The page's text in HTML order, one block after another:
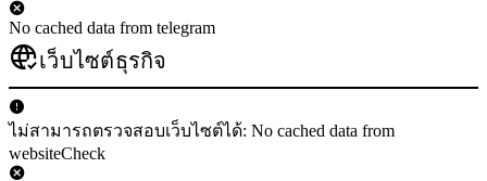
No cached data from telegram
เว็บไซต์ธุรกิจ
ไม่สามารถตรวจสอบเว็บไซต์ได้: No cached data from
websiteCheck